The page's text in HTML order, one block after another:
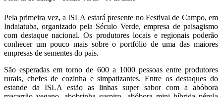
Pela primeira vez, a ISLA estará presente no Festival de Campo, em
Indaiatuba, organizado pela Século Verde, empresa de paisagismo
com destaque nacional. Os produtores locais e regionais poderão
conhecer um pouco mais sobre o portfólio de uma das maiores
empresas de sementes do país.
São esperadas em torno de 600 a 1000 pessoas entre produtores
rurais, chefes de cozinha e simpatizantes. Entre os destaques do
estande da ISLA estão as linhas super sabor com a abóbora